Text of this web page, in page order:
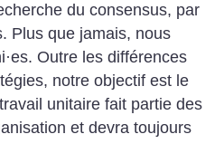
du consensus, par
Plus que jamais, nous
·es. Outre les différences
notre objectif est le
unitaire fait partie des
et devra toujours